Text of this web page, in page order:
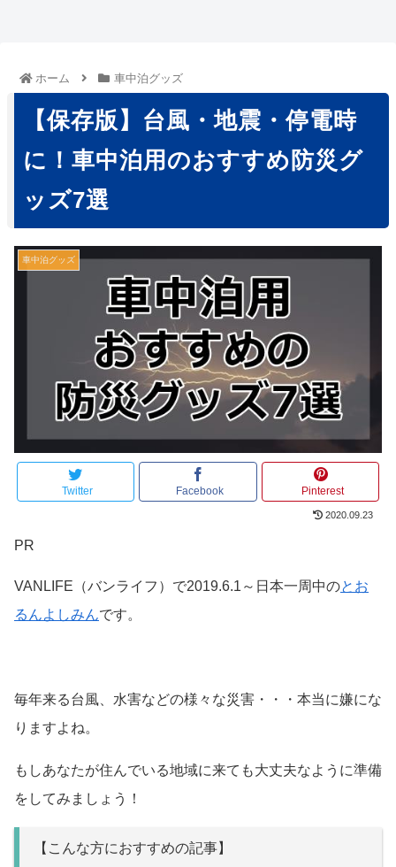
ホーム 車中泊グッズ
【保存版】台風・地震・停電時
に！車中泊用のおすすめ防災グ
ッズ7選
車中泊グッズ
Twitter Facebook Pinterest
2020.09.23
PR
VANLIFE（バンライフ）で2019.6.1～日本一周中のとお
るんよしみんです。
毎年来る台風、水害などの様々な災害・・・本当に嫌にな
りますよね。
もしあなたが住んでいる地域に来ても大丈夫なように準備
をしてみましょう！
【こんな方におすすめの記事】